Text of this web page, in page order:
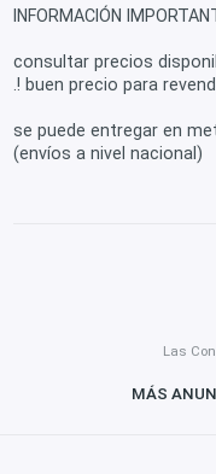
INFORMACIÓN
consultar precios
.! buen precio para
se puede entregar en
(envíos a nivel nacional)
Las
MÁS